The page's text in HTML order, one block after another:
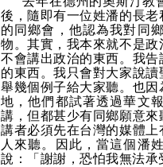
後，隨即有一位姓潘的長
的同鄉會，他認為我對同
物。其實，我本來就不是
不會講出政治的東西。我
的東西。我只會對大家說
舉幾個例子給大家聽。也
地，他們都試著透過華文
講，但都甚少有同鄉願意來
講者必須先在台灣的媒體
人來聽。因此，當這個潘
說：「謝謝，恐怕我無法承